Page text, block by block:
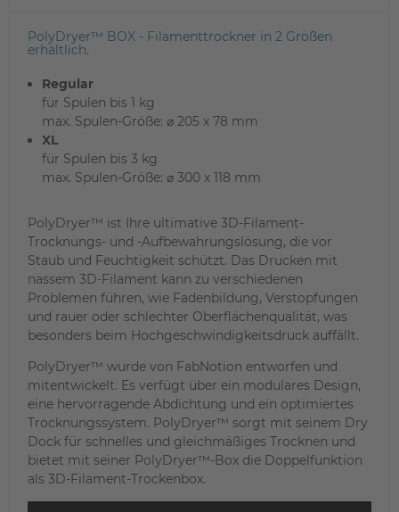
PolyDryer™ BOX - Filamenttrockner in 2 Größen
erhältlich.
Regular
für Spulen bis 1 kg
max. Spulen-Größe: ⌀ 205 x 78 mm
XL
für Spulen bis 3 kg
max. Spulen-Größe: ⌀ 300 x 118 mm
PolyDryer™ ist Ihre ultimative 3D-Filament-
Trocknungs- und -Aufbewahrungslösung, die vor
Staub und Feuchtigkeit schützt. Das Drucken mit
nassem 3D-Filament kann zu verschiedenen
Problemen führen, wie Fadenbildung, Verstopfungen
und rauer oder schlechter Oberflächenqualität, was
besonders beim Hochgeschwindigkeitsdruck auffällt.
PolyDryer™ wurde von FabNotion entworfen und
mitentwickelt. Es verfügt über ein modulares Design,
eine hervorragende Abdichtung und ein optimiertes
Trocknungssystem. PolyDryer™ sorgt mit seinem Dry
Dock für schnelles und gleichmäßiges Trocknen und
bietet mit seiner PolyDryer™-Box die Doppelfunktion
als 3D-Filament-Trockenbox.